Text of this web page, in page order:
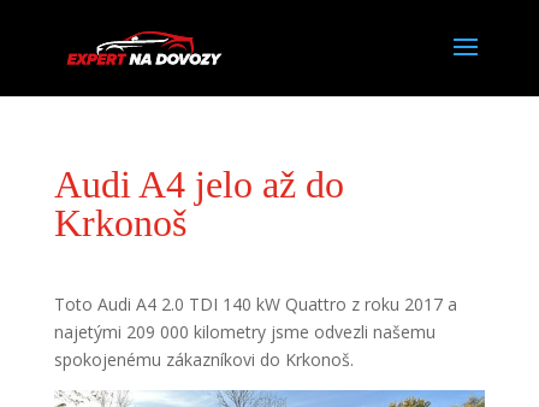
Audi A4 jelo až do
Krkonoš
Toto Audi A4 2.0 TDI 140 kW Quattro z roku 2017 a
najetými 209 000 kilometry jsme odvezli našemu
spokojenému zákazníkovi do Krkonoš.